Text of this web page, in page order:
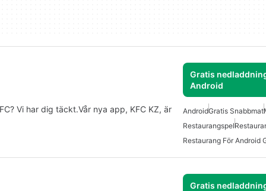
Gratis
Android
Vi har dig täckt.Vår nya app, KFC KZ, är AndroidGratis Snabbmat
Restaurangspel
Restaurang För Android
Gratis